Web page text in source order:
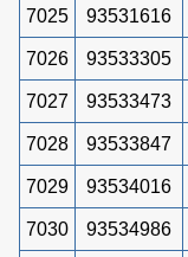
7025 93531616
7026 93533305
7027 93533473
7028 93533847
7029 93534016
7030 93534986